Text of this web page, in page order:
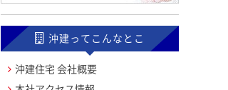
沖建ってこんなとこ
沖建住宅 会社概要